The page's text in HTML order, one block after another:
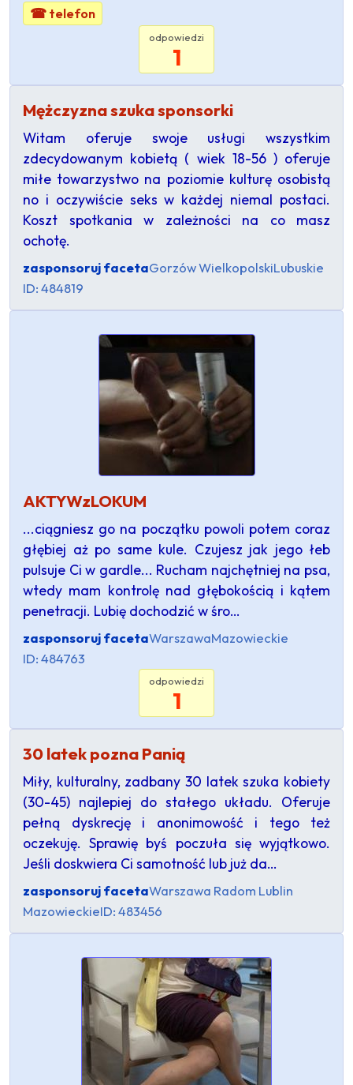
☎ telefon
odpowiedzi
1
Mężczyzna szuka sponsorki
Witam oferuje swoje usługi wszystkim
zdecydowanym kobietą ( wiek 18-56 ) oferuje
miłe towarzystwo na poziomie kulturę osobistą
no i oczywiście seks w każdej niemal postaci.
Koszt spotkania w zależności na co masz
ochotę.
zasponsoruj facetaGorzów WielkopolskiLubuskie
ID: 484819
AKTYWzLOKUM
...ciągniesz go na początku powoli potem coraz
głębiej aż po same kule. Czujesz jak jego łeb
pulsuje Ci w gardle... Rucham najchętniej na psa,
wtedy mam kontrolę nad głębokością i kątem
penetracji. Lubię dochodzić w śro…
zasponsoruj facetaWarszawaMazowieckie
ID: 484763
odpowiedzi
1
30 latek pozna Panią
Miły, kulturalny, zadbany 30 latek szuka kobiety
(30-45) najlepiej do stałego układu. Oferuje
pełną dyskrecję i anonimowość i tego też
oczekuję. Sprawię byś poczuła się wyjątkowo.
Jeśli doskwiera Ci samotność lub już da…
zasponsoruj facetaWarszawa Radom Lublin
MazowieckieID: 483456